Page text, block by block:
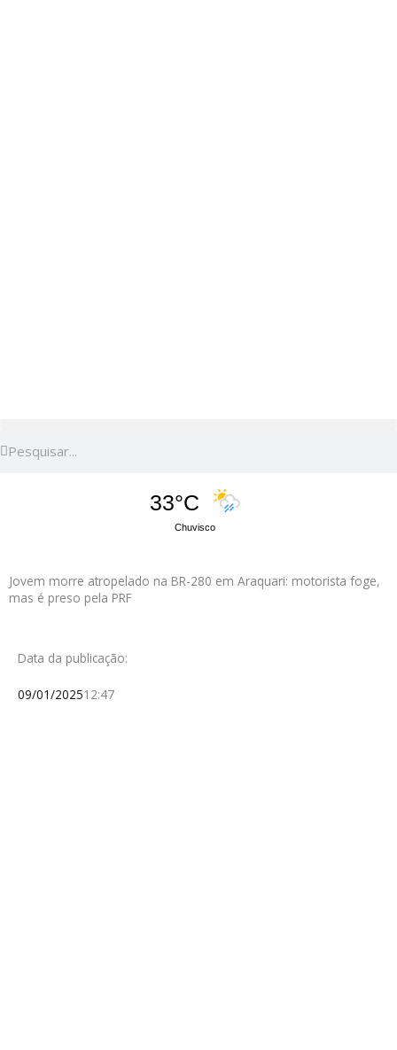
33°C
Chuvisco
Jovem morre atropelado na BR-280 em Araquari: motorista foge,
mas é preso pela PRF
Data da publicação:
09/01/202512:47